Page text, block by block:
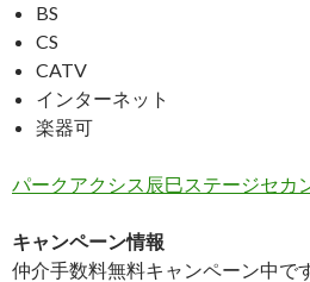
BS
CS
CATV
インターネット
楽器可
パークアクシス辰巳ステージセカ
キャンペーン情報
仲介手数料無料キャンペーン中で